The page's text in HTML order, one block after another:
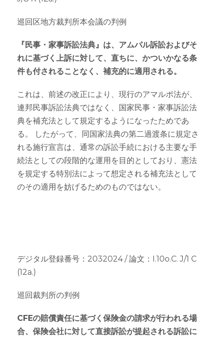
巡回区地方裁判所本会議の判例
『民事・家事訴訟法典』は、アムパル訴訟およびそ
れに基づく上訴に対して、直ちに、かついかなる条
件も付されることなく、補充的に適用される。
これは、前述の改正により、現行のアマルポ法が、
連邦民事訴訟法典ではなく、国家民事・家事訴訟法
典を補充法として規定するようになったためであ
る。 したがって、同国家法典の第二過渡条に規定さ
れる施行宣言は、通常の訴訟手続における主要な手
続法としての段階的な運用を目的としており、憲法
を規定する特別法によって想定される補充法として
のその適用を妨げるためのものではない。
デジタル登録番号：2032024 / 論文：I.10o.C. J/1 C
(12a.)
巡回裁判所の判例
CFEの賠償責任に基づく保険金の請求が行われる場
合、保険会社に対して直接訴訟が提起される訴訟に